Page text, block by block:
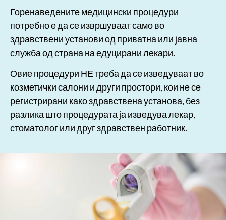
Горенаведените медицински процедури
потребно е да се извршуваат само во
здравствени установи од приватна или јавна
служба од страна на едуцирани лекари.
Овие процедури НЕ треба да се изведуваат во
козметички салони и други простори, кои не се
регистрирани како здравствена установа, без
разлика што процедурата ја изведува лекар,
стоматолог или друг здравствен работник.